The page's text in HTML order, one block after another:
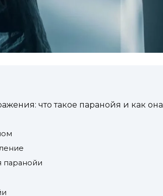
что такое паранойя и как она
паранойи